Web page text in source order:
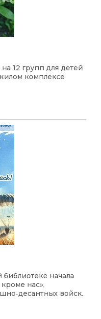
12 групп для детей
комплексе
библиотеке начала
нас»,
войск.